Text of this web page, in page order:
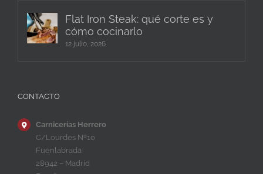
Flat Iron Steak: qué corte es y
cómo cocinarlo
12 julio, 2026
CONTACTO
Carnicerías Herrero
C/Lourdes Nº10
Fuenlabrada
28942 – Madrid